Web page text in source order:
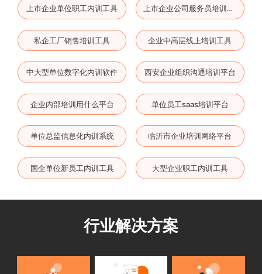
上市企业单位职工内训工具 上市企业公司服务员培训平台
私企工厂销售培训工具 企业中高层线上培训工具
中大型单位数字化内训软件 西安企业组织沟通培训平台
企业内部培训用什么平台 单位员工saas培训平台
单位总监信息化内训系统 临沂市企业培训网络平台
国企单位新员工内训工具 大型企业职工内训工具
行业解决方案